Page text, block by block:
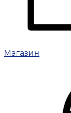
Магазин